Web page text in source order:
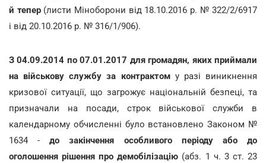
й тепер(листи Міноборони від 18.10.2016 р. № 322/2/6917
і від 20.10.2016 р. № 316/1/906).
З 04.09.2014 по 07.01.2017 для громадян, яких приймали
на військову службу за контрактому разі виникнення
кризової ситуації, що загрожує національній безпеці, та
призначали на посади, строк військової служби в
календарному обчисленні було встановлено Законом №
1634 -до закінчення особливого періоду або до
оголошення рішення про демобілізацію (абз. 1 ч. 3 ст. 23